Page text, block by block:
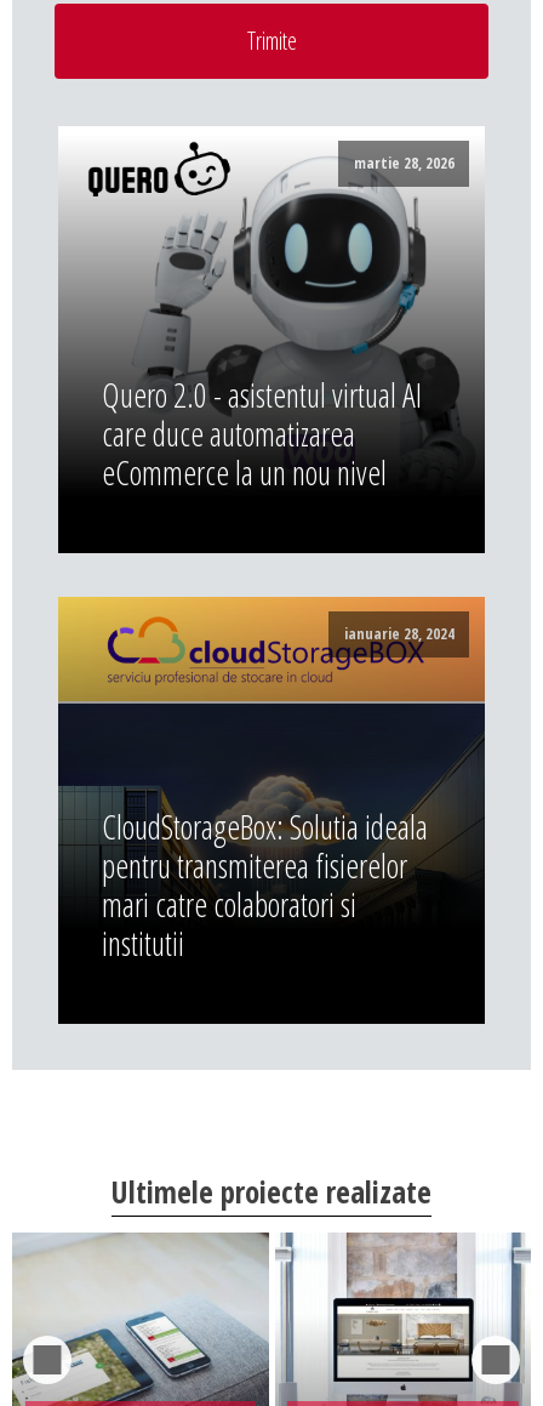
Trimite
martie 28, 2026
Quero 2.0 - asistentul virtual AI
care duce automatizarea
eCommerce la un nou nivel
ianuarie 28, 2024
CloudStorageBox: Solutia ideala
pentru transmiterea fisierelor
mari catre colaboratori si
institutii
Ultimele proiecte realizate